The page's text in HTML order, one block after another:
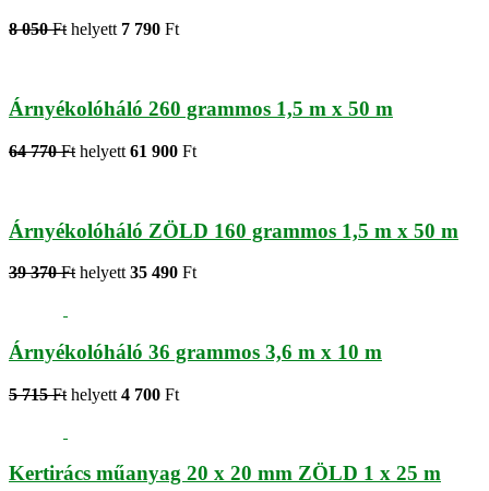
8 050 Fthelyett 7 790 Ft
Árnyékolóháló 260 grammos 1,5 m x 50 m
64 770 Ft helyett 61 900 Ft
Árnyékolóháló ZÖLD 160 grammos 1,5 m x 50 m
39 370 Ft helyett 35 490 Ft
Árnyékolóháló 36 grammos 3,6 m x 10 m
5 715 Ft helyett 4 700 Ft
Kertirács műanyag 20 x 20 mm ZÖLD 1 x 25 m